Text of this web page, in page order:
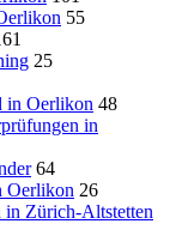
55
25
in Oerlikon 48
in
64
Oerlikon 26
Zürich-Altstetten